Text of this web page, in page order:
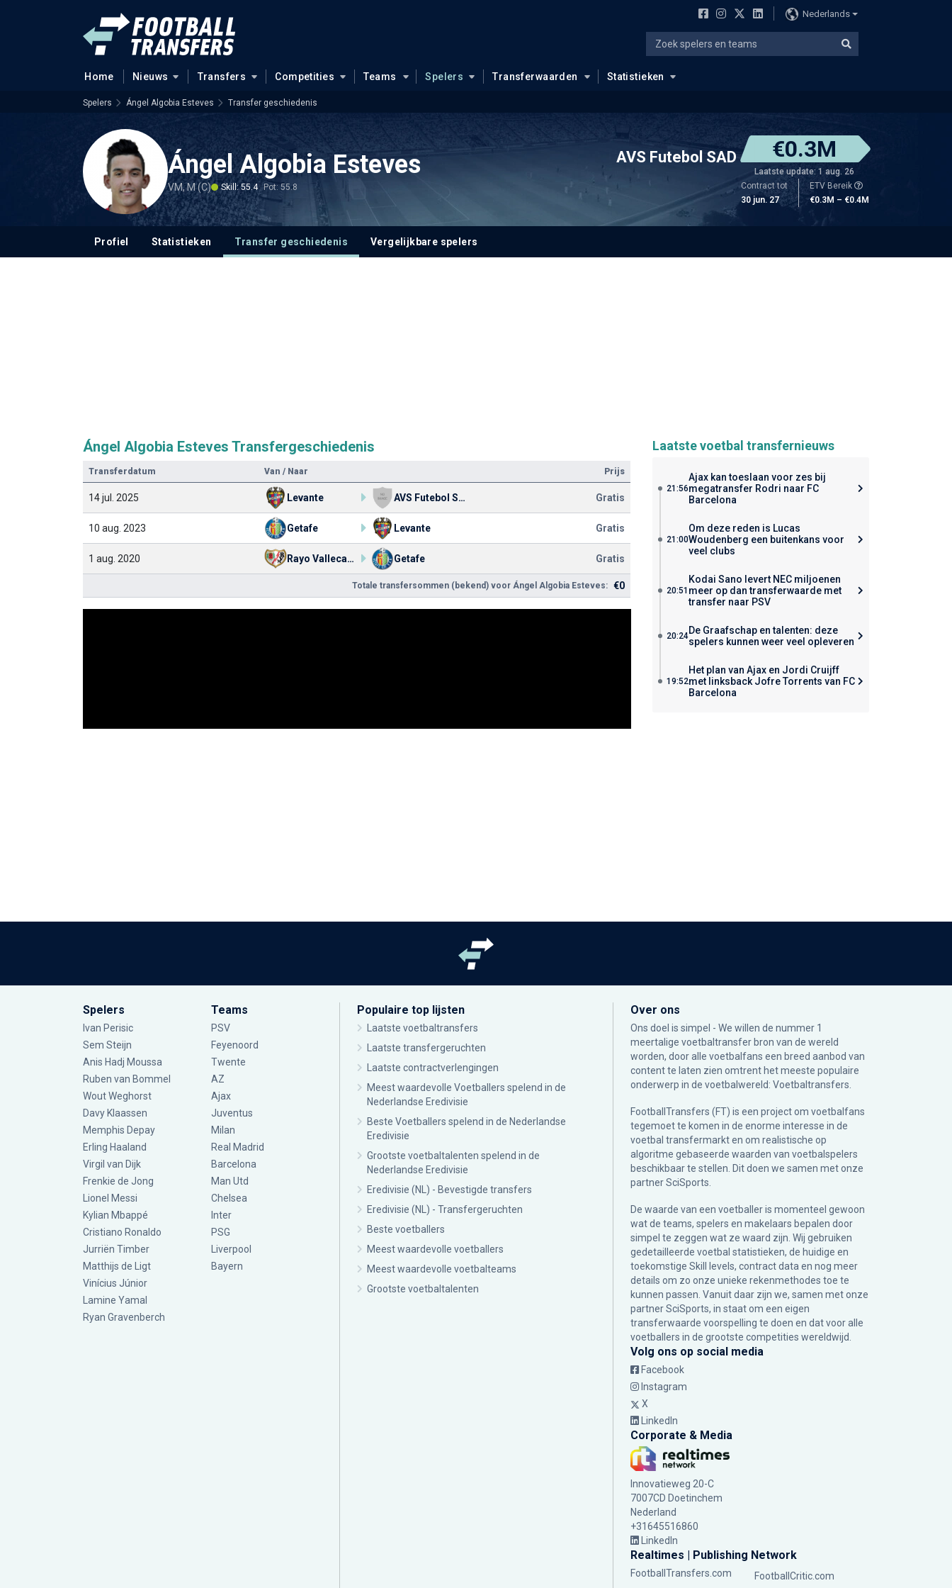
Nederlands
Home Nieuws Transfers Competities Teams Spelers Transferwaarden Statistieken
Spelers Ángel Algobia Esteves Transfer geschiedenis
Ángel Algobia Esteves
VM, M (C) Skill: 55.4 Pot: 55.8
AVS Futebol SAD €0.3M
Laatste update: 1 aug. 26
Contract tot
30 jun. 27
ETV Bereik
€0.3M – €0.4M
Profiel Statistieken Transfer geschiedenis Vergelijkbare spelers
Ángel Algobia Esteves Transfergeschiedenis
Transferdatum Van / Naar Prijs
14 jul. 2025 Levante AVS Futebol SAD Gratis
10 aug. 2023 Getafe Levante Gratis
1 aug. 2020 Rayo Vallecano Getafe Gratis
Totale transfersommen (bekend) voor Ángel Algobia Esteves: €0
Laatste voetbal transfernieuws
21:56
Ajax kan toeslaan voor zes bij
megatransfer Rodri naar FC
Barcelona
21:00
Om deze reden is Lucas
Woudenberg een buitenkans voor
veel clubs
20:51
Kodai Sano levert NEC miljoenen
meer op dan transferwaarde met
transfer naar PSV
20:24De Graafschap en talenten: deze
spelers kunnen weer veel opleveren
19:52
Het plan van Ajax en Jordi Cruijff
met linksback Jofre Torrents van FC
Barcelona
Spelers
Ivan Perisic
Sem Steijn
Anis Hadj Moussa
Ruben van Bommel
Wout Weghorst
Davy Klaassen
Memphis Depay
Erling Haaland
Virgil van Dijk
Frenkie de Jong
Lionel Messi
Kylian Mbappé
Cristiano Ronaldo
Jurriën Timber
Matthijs de Ligt
Vinícius Júnior
Lamine Yamal
Ryan Gravenberch
Teams
PSV
Feyenoord
Twente
AZ
Ajax
Juventus
Milan
Real Madrid
Barcelona
Man Utd
Chelsea
Inter
PSG
Liverpool
Bayern
Populaire top lijsten
Laatste voetbaltransfers
Laatste transfergeruchten
Laatste contractverlengingen
Meest waardevolle Voetballers spelend in de
Nederlandse Eredivisie
Beste Voetballers spelend in de Nederlandse
Eredivisie
Grootste voetbaltalenten spelend in de
Nederlandse Eredivisie
Eredivisie (NL) - Bevestigde transfers
Eredivisie (NL) - Transfergeruchten
Beste voetballers
Meest waardevolle voetballers
Meest waardevolle voetbalteams
Grootste voetbaltalenten
Over ons
Ons doel is simpel - We willen de nummer 1
meertalige voetbaltransfer bron van de wereld
worden, door alle voetbalfans een breed aanbod van
content te laten zien omtrent het meeste populaire
onderwerp in de voetbalwereld: Voetbaltransfers.
FootballTransfers (FT) is een project om voetbalfans
tegemoet te komen in de enorme interesse in de
voetbal transfermarkt en om realistische op
algoritme gebaseerde waarden van voetbalspelers
beschikbaar te stellen. Dit doen we samen met onze
partnerSciSports
De waarde van een voetballer is momenteel gewoon
wat de teams, spelers en makelaars bepalen door
simpel te zeggen wat ze waard zijn. Wij gebruiken
gedetailleerde voetbal statistieken, de huidige en
toekomstige Skill levels, contract data en nog meer
details om zo onze unieke rekenmethodes toe te
kunnen passen. Vanuit daar zijn we, samen met onze
partner SciSports, in staat om een eigen
transferwaarde voorspelling te doen en dat voor alle
voetballers in de grootste competities wereldwijd.
Volg ons op social media
Facebook
Instagram
X
LinkedIn
Corporate & Media
Innovatieweg 20-C
7007CD Doetinchem
Nederland
+31645516860
LinkedIn
Realtimes | Publishing Network
FootballTransfers.com
FootballCritic.com